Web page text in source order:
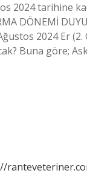
2024 tarihine
DÖNEMİ
2024 Er
Buna göre;